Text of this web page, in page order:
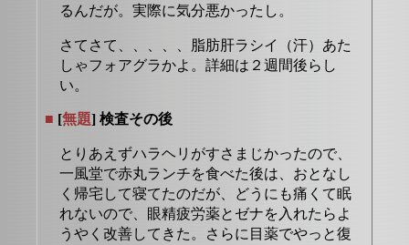
るんだが。実際に気分悪かったし。
さてさて、、、、、脂肪肝ラシイ（汗）あた
しゃフォアグラかよ。詳細は２週間後らし
い。
■ [無題] 検査その後
とりあえずハラヘリがすさまじかったので、
一風堂で赤丸ランチを食べた後は、おとなし
く帰宅して寝てたのだが、どうにも痛くて眠
れないので、眼精疲労薬とゼナを入れたらよ
うやく改善してきた。さらに目薬でやっと復